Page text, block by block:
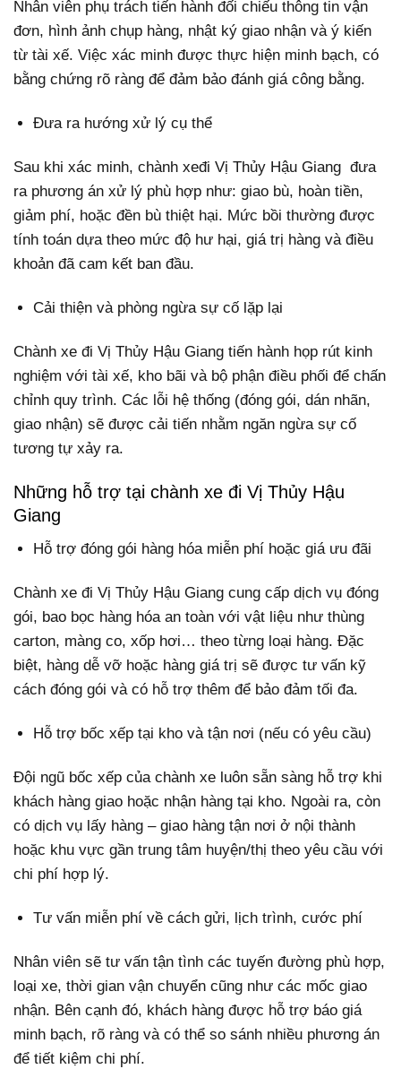
Nhân viên phụ trách tiến hành đối chiếu thông tin vận
đơn, hình ảnh chụp hàng, nhật ký giao nhận và ý kiến
từ tài xế. Việc xác minh được thực hiện minh bạch, có
bằng chứng rõ ràng để đảm bảo đánh giá công bằng.
Đưa ra hướng xử lý cụ thể
Sau khi xác minh, chành xeđi Vị Thủy Hậu Giang đưa
ra phương án xử lý phù hợp như: giao bù, hoàn tiền,
giảm phí, hoặc đền bù thiệt hại. Mức bồi thường được
tính toán dựa theo mức độ hư hại, giá trị hàng và điều
khoản đã cam kết ban đầu.
Cải thiện và phòng ngừa sự cố lặp lại
Chành xe đi Vị Thủy Hậu Giang tiến hành họp rút kinh
nghiệm với tài xế, kho bãi và bộ phận điều phối để chấn
chỉnh quy trình. Các lỗi hệ thống (đóng gói, dán nhãn,
giao nhận) sẽ được cải tiến nhằm ngăn ngừa sự cố
tương tự xảy ra.
Những hỗ trợ tại chành xe đi Vị Thủy Hậu
Giang
Hỗ trợ đóng gói hàng hóa miễn phí hoặc giá ưu đãi
Chành xe đi Vị Thủy Hậu Giang cung cấp dịch vụ đóng
gói, bao bọc hàng hóa an toàn với vật liệu như thùng
carton, màng co, xốp hơi… theo từng loại hàng. Đặc
biệt, hàng dễ vỡ hoặc hàng giá trị sẽ được tư vấn kỹ
cách đóng gói và có hỗ trợ thêm để bảo đảm tối đa.
Hỗ trợ bốc xếp tại kho và tận nơi (nếu có yêu cầu)
Đội ngũ bốc xếp của chành xe luôn sẵn sàng hỗ trợ khi
khách hàng giao hoặc nhận hàng tại kho. Ngoài ra, còn
có dịch vụ lấy hàng – giao hàng tận nơi ở nội thành
hoặc khu vực gần trung tâm huyện/thị theo yêu cầu với
chi phí hợp lý.
Tư vấn miễn phí về cách gửi, lịch trình, cước phí
Nhân viên sẽ tư vấn tận tình các tuyến đường phù hợp,
loại xe, thời gian vận chuyển cũng như các mốc giao
nhận. Bên cạnh đó, khách hàng được hỗ trợ báo giá
minh bạch, rõ ràng và có thể so sánh nhiều phương án
để tiết kiệm chi phí.